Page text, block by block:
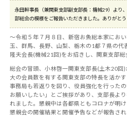
永田幹事長（兼関東支部副支部長：機械29）より
部総会の模様をご報告いただきました。ありがとう
～令和５年７月８日、新宿お魚総本家にお
玉、群馬、長野、山梨、栃木の1都７県の代
隆夫会長(機械21回)をお招きし、関東支部総
総会の冒頭、小林啓一関東支部長(土木20回
大の会員数を有する関東支部の特長を活か
事務局も若返りを図り、役員強化を行った
お願いしたい」とご挨拶があり、支部長よ
れました。懇親中は各都県ともコロナが明
懇親会の開催結果と開催予告などが報告され